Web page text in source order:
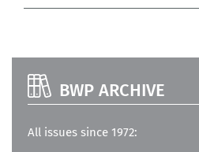
BWP ARCHIVE
All issues since 1972: